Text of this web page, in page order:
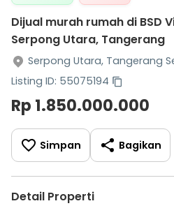
Dijual murah rumah di BSD
Serpong Utara, Tangerang
Serpong Utara, Tangerang
Listing ID: 55075194
Rp 1.850.000.000
Simpan Bagikan
Detail Properti